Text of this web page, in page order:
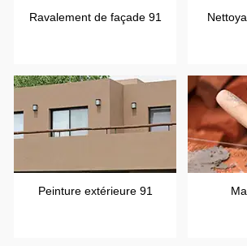
Ravalement de façade 91
Peinture extérieure 91